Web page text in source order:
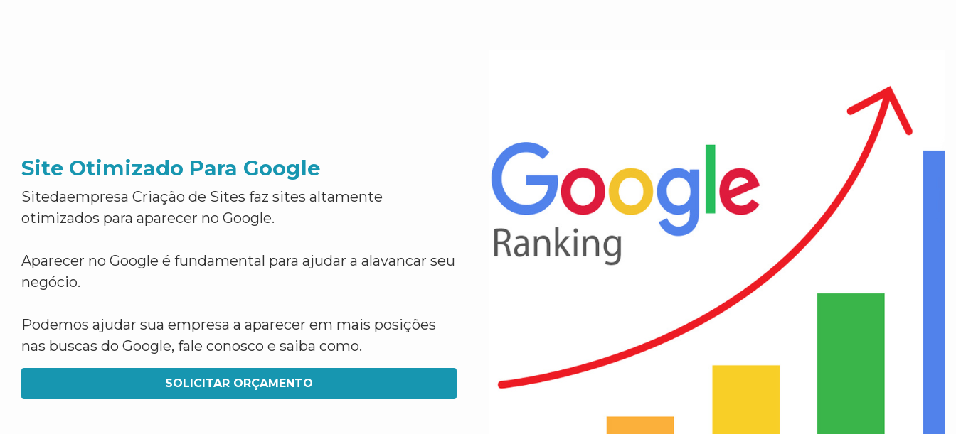
Site Otimizado Para Google
Sitedaempresa Criação de Sites faz sites altamente
otimizados para aparecer no Google.
Aparecer no Google é fundamental para ajudar a alavancar seu
negócio.
Podemos ajudar sua empresa a aparecer em mais posições
nas buscas do Google, fale conosco e saiba como.
SOLICITAR ORÇAMENTO